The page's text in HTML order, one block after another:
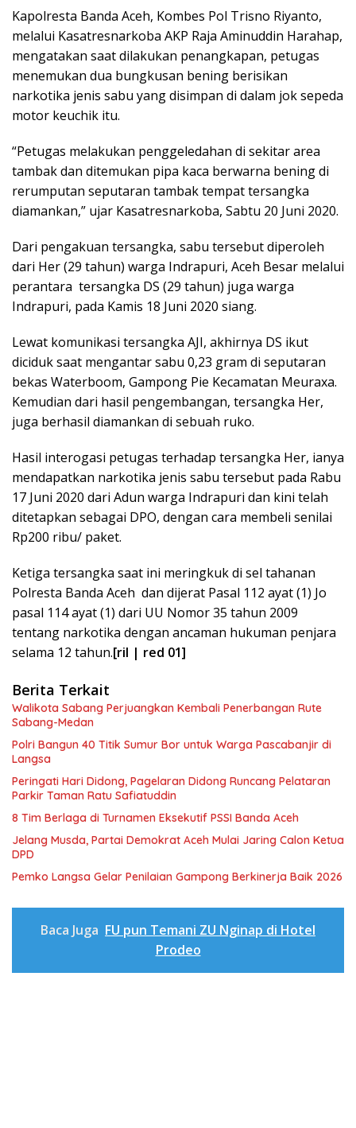
Kapolresta Banda Aceh, Kombes Pol Trisno Riyanto,
melalui Kasatresnarkoba AKP Raja Aminuddin Harahap,
mengatakan saat dilakukan penangkapan, petugas
menemukan dua bungkusan bening berisikan
narkotika jenis sabu yang disimpan di dalam jok sepeda
motor keuchik itu.
“Petugas melakukan penggeledahan di sekitar area
tambak dan ditemukan pipa kaca berwarna bening di
rerumputan seputaran tambak tempat tersangka
diamankan,” ujar Kasatresnarkoba, Sabtu 20 Juni 2020.
Dari pengakuan tersangka, sabu tersebut diperoleh
dari Her (29 tahun) warga Indrapuri, Aceh Besar melalui
perantara tersangka DS (29 tahun) juga warga
Indrapuri, pada Kamis 18 Juni 2020 siang.
Lewat komunikasi tersangka AJI, akhirnya DS ikut
diciduk saat mengantar sabu 0,23 gram di seputaran
bekas Waterboom, Gampong Pie Kecamatan Meuraxa.
Kemudian dari hasil pengembangan, tersangka Her,
juga berhasil diamankan di sebuah ruko.
Hasil interogasi petugas terhadap tersangka Her, ianya
mendapatkan narkotika jenis sabu tersebut pada Rabu
17 Juni 2020 dari Adun warga Indrapuri dan kini telah
ditetapkan sebagai DPO, dengan cara membeli senilai
Rp200 ribu/ paket.
Ketiga tersangka saat ini meringkuk di sel tahanan
Polresta Banda Aceh dan dijerat Pasal 112 ayat (1) Jo
pasal 114 ayat (1) dari UU Nomor 35 tahun 2009
tentang narkotika dengan ancaman hukuman penjara
selama 12 tahun.[ril | red 01]
Berita Terkait
Walikota Sabang Perjuangkan Kembali Penerbangan Rute
Sabang-Medan
Polri Bangun 40 Titik Sumur Bor untuk Warga Pascabanjir di
Langsa
Peringati Hari Didong, Pagelaran Didong Runcang Pelataran
Parkir Taman Ratu Safiatuddin
8 Tim Berlaga di Turnamen Eksekutif PSSI Banda Aceh
Jelang Musda, Partai Demokrat Aceh Mulai Jaring Calon Ketua
DPD
Pemko Langsa Gelar Penilaian Gampong Berkinerja Baik 2026
Baca Juga FU pun Temani ZU Nginap di Hotel
Prodeo